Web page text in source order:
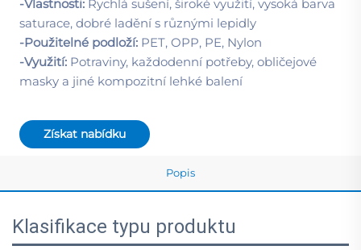
-Vlastnosti: Rychlá sušení, široké využití, vysoká barva
saturace, dobré ladění s různými lepidly
-Použitelné podloží: PET, OPP, PE, Nylon
-Využití: Potraviny, každodenní potřeby, obličejové
masky a jiné kompozitní lehké balení
Získat nabídku
Popis
Klasifikace typu produktu